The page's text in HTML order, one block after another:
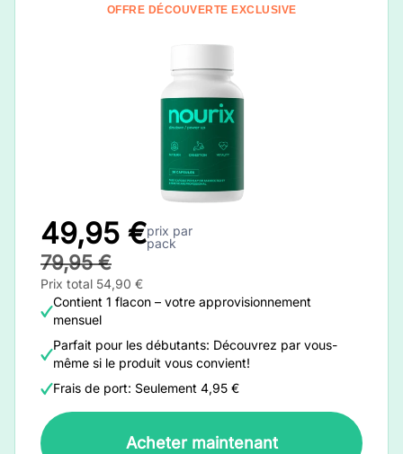
OFFRE DÉCOUVERTE EXCLUSIVE
49,95 €prix par
pack
79,95 €
Prix total 54,90 €
Contient 1 flacon – votre approvisionnement
mensuel
Parfait pour les débutants: Découvrez par vous-
même si le produit vous convient!
Frais de port: Seulement 4,95 €
Acheter maintenant